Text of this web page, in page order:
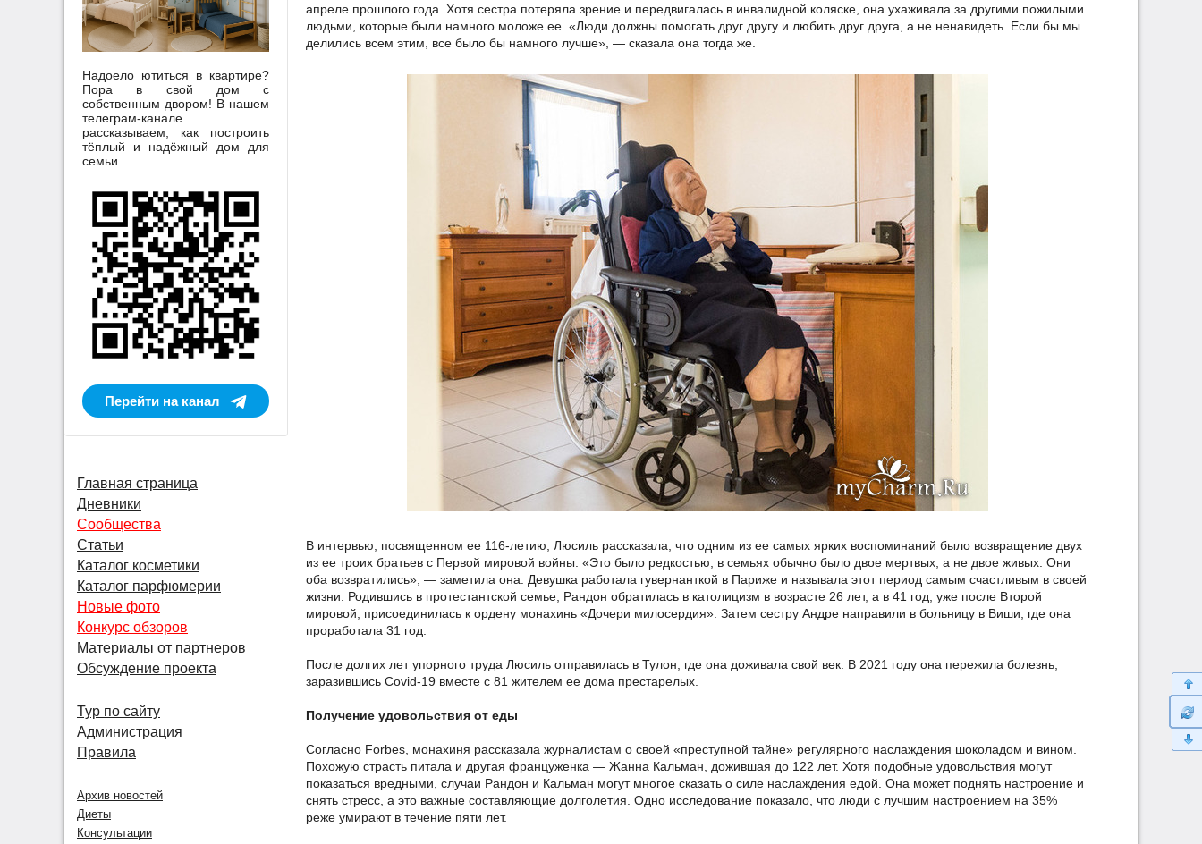
апреле прошлого года. Хотя сестра потеряла зрение и передвигалась в инвалидной коляске, она ухаживала за другими пожилыми
людьми, которые были намного моложе ее. «Люди должны помогать друг другу и любить друг друга, а не ненавидеть. Если бы мы
делились всем этим, все было бы намного лучше», — сказала она тогда же.
В интервью, посвященном ее 116-летию, Люсиль рассказала, что одним из ее самых ярких воспоминаний было возвращение двух
из ее троих братьев с Первой мировой войны. «Это было редкостью, в семьях обычно было двое мертвых, а не двое живых. Они
оба возвратились», — заметила она. Девушка работала гувернанткой в Париже и называла этот период самым счастливым в своей
жизни. Родившись в протестантской семье, Рандон обратилась в католицизм в возрасте 26 лет, а в 41 год, уже после Второй
мировой, присоединилась к ордену монахинь «Дочери милосердия». Затем сестру Андре направили в больницу в Виши, где она
проработала 31 год.
После долгих лет упорного труда Люсиль отправилась в Тулон, где она доживала свой век. В 2021 году она пережила болезнь,
заразившись Covid-19 вместе с 81 жителем ее дома престарелых.
Получение удовольствия от еды
Согласно Forbes, монахиня рассказала журналистам о своей «преступной тайне» регулярного наслаждения шоколадом и вином.
Похожую страсть питала и другая француженка — Жанна Кальман, дожившая до 122 лет. Хотя подобные удовольствия могут
показаться вредными, случаи Рандон и Кальман могут многое сказать о силе наслаждения едой. Она может поднять настроение и
снять стресс, а это важные составляющие долголетия. Одно исследование показало, что люди с лучшим настроением на 35%
реже умирают в течение пяти лет.
Надоело ютиться в квартире?
Пора в свой дом с
собственным двором! В нашем
телеграм-канале
рассказываем, как построить
тёплый и надёжный дом для
семьи.
Перейти на канал
Главная страница
Дневники
Сообщества
Статьи
Каталог косметики
Каталог парфюмерии
Новые фото
Конкурс обзоров
Материалы от партнеров
Обсуждение проекта
Тур по сайту
Администрация
Правила
Архив новостей
Диеты
Консультации